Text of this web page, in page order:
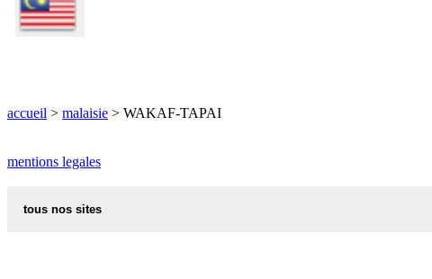
accueil > malaisie > WAKAF-TAPAI
mentions legales
tous nos sites